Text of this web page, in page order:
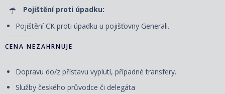
Pojištění proti úpadku:
Pojištění CK proti úpadku u pojišťovny Generali.
CENA NEZAHRNUJE
Dopravu do/z přístavu vyplutí, případné transfery.
Služby českého průvodce či delegáta